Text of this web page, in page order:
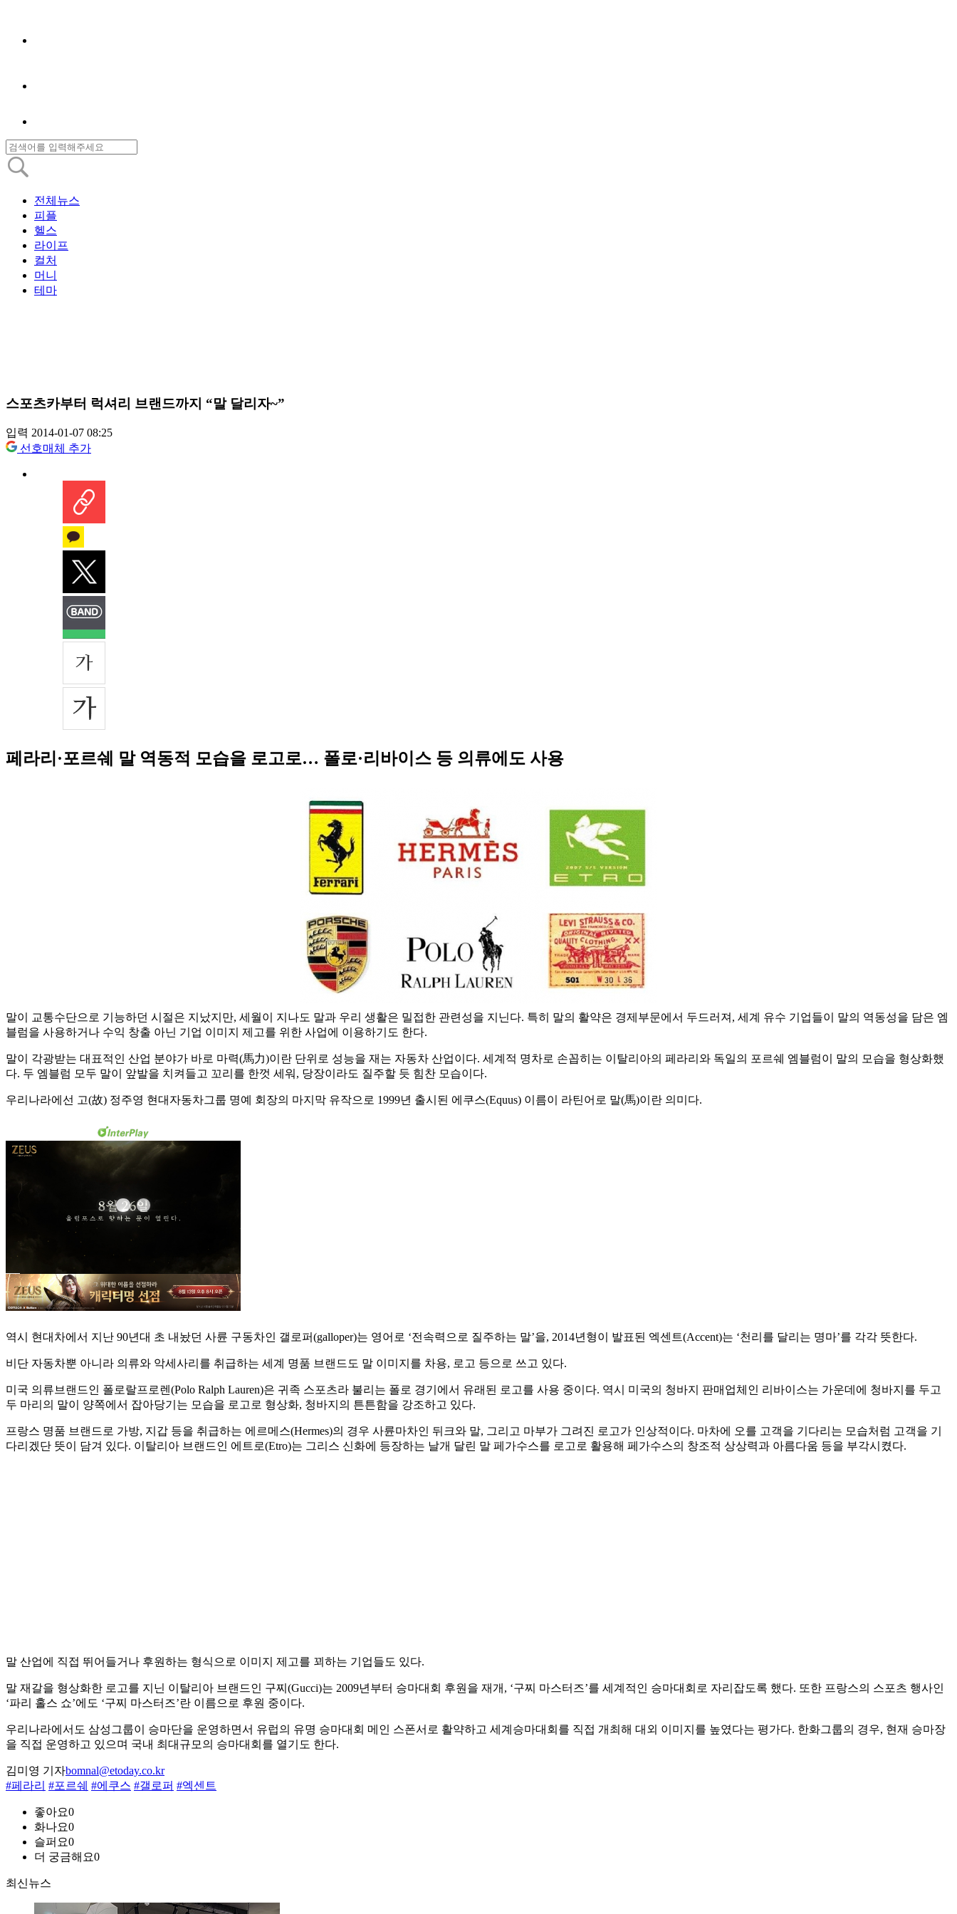
전체뉴스
피플
헬스
라이프
컬처
머니
테마
스포츠카부터 럭셔리 브랜드까지 “말 달리자~”
입력 2014-01-07 08:25
선호매체 추가
페라리·포르쉐 말 역동적 모습을 로고로… 폴로·리바이스 등 의류에도 사용
말이 교통수단으로 기능하던 시절은 지났지만, 세월이 지나도 말과 우리 생활은 밀접한 관련성을 지닌다. 특히 말의 활약은 경제부문에서 두드러져, 세계 유수 기업들이 말의 역동성을 담은 엠
블럼을 사용하거나 수익 창출 아닌 기업 이미지 제고를 위한 사업에 이용하기도 한다.
말이 각광받는 대표적인 산업 분야가 바로 마력(馬力)이란 단위로 성능을 재는 자동차 산업이다. 세계적 명차로 손꼽히는 이탈리아의 페라리와 독일의 포르쉐 엠블럼이 말의 모습을 형상화했
다. 두 엠블럼 모두 말이 앞발을 치켜들고 꼬리를 한껏 세워, 당장이라도 질주할 듯 힘찬 모습이다.
우리나라에선 고(故) 정주영 현대자동차그룹 명예 회장의 마지막 유작으로 1999년 출시된 에쿠스(Equus) 이름이 라틴어로 말(馬)이란 의미다.
역시 현대차에서 지난 90년대 초 내놨던 사륜 구동차인 갤로퍼(galloper)는 영어로 ‘전속력으로 질주하는 말’을, 2014년형이 발표된 엑센트(Accent)는 ‘천리를 달리는 명마’를 각각 뜻한다.
비단 자동차뿐 아니라 의류와 악세사리를 취급하는 세계 명품 브랜드도 말 이미지를 차용, 로고 등으로 쓰고 있다.
미국 의류브랜드인 폴로랄프로렌(Polo Ralph Lauren)은 귀족 스포츠라 불리는 폴로 경기에서 유래된 로고를 사용 중이다. 역시 미국의 청바지 판매업체인 리바이스는 가운데에 청바지를 두고
두 마리의 말이 양쪽에서 잡아당기는 모습을 로고로 형상화, 청바지의 튼튼함을 강조하고 있다.
프랑스 명품 브랜드로 가방, 지갑 등을 취급하는 에르메스(Hermes)의 경우 사륜마차인 뒤크와 말, 그리고 마부가 그려진 로고가 인상적이다. 마차에 오를 고객을 기다리는 모습처럼 고객을 기
다리겠단 뜻이 담겨 있다. 이탈리아 브랜드인 에트로(Etro)는 그리스 신화에 등장하는 날개 달린 말 페가수스를 로고로 활용해 페가수스의 창조적 상상력과 아름다움 등을 부각시켰다.
말 산업에 직접 뛰어들거나 후원하는 형식으로 이미지 제고를 꾀하는 기업들도 있다.
말 재갈을 형상화한 로고를 지닌 이탈리아 브랜드인 구찌(Gucci)는 2009년부터 승마대회 후원을 재개, ‘구찌 마스터즈’를 세계적인 승마대회로 자리잡도록 했다. 또한 프랑스의 스포츠 행사인
‘파리 홀스 쇼’에도 ‘구찌 마스터즈’란 이름으로 후원 중이다.
우리나라에서도 삼성그룹이 승마단을 운영하면서 유럽의 유명 승마대회 메인 스폰서로 활약하고 세계승마대회를 직접 개최해 대외 이미지를 높였다는 평가다. 한화그룹의 경우, 현재 승마장
을 직접 운영하고 있으며 국내 최대규모의 승마대회를 열기도 한다.
김미영 기자bomnal@etoday.co.kr
#페라리 #포르쉐 #에쿠스 #갤로퍼 #엑센트
좋아요0
화나요0
슬퍼요0
더 궁금해요0
최신뉴스